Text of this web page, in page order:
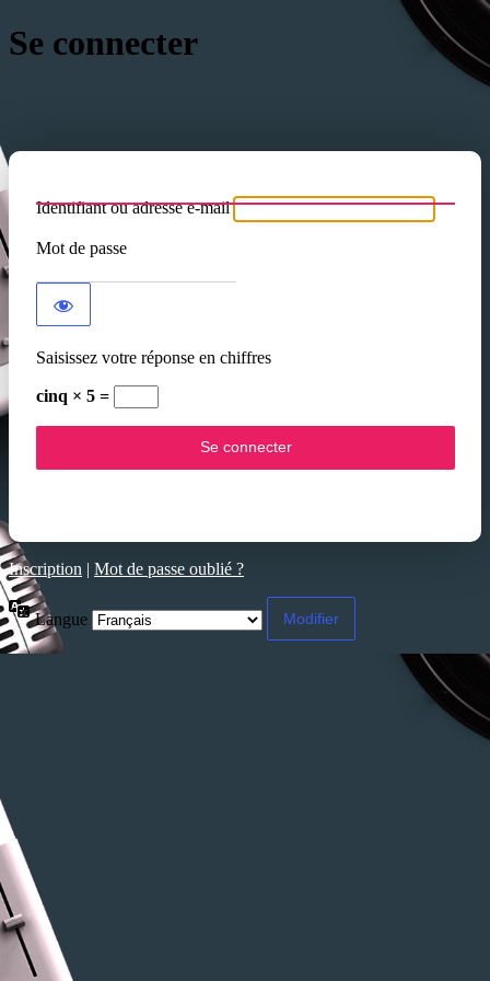
Se connecter
Identifiant ou adresse e-mail
Mot de passe
Saisissez votre réponse en chiffres
cinq × 5 =
Inscription | Mot de passe oublié ?
Langue